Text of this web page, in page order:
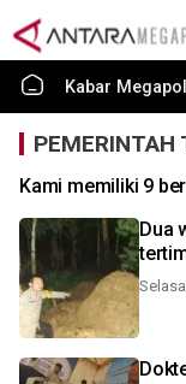
Kabar
PEMERINTAH
Kami memiliki 9
Dua